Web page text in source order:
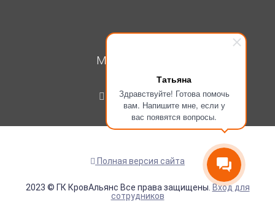
Татьяна
Здравствуйте! Готова помочь
вам. Напишите мне, если у
вас появятся вопросы.
МОЙ КАБИНЕТ
Регистрация
Полная версия сайта
2023 © ГК КровАльянс Все права защищены. Вход для
сотрудников